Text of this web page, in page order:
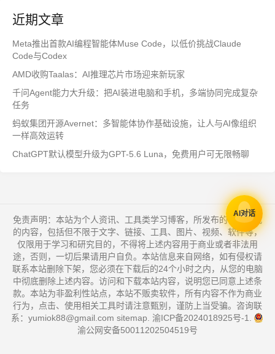
近期文章
Meta推出首款AI编程智能体Muse Code，以低价挑战Claude
Code与Codex
AMD收购Taalas：AI推理芯片市场迎来新玩家
千问Agent能力大升级：把AI装进电脑和手机，多端协同完成复杂
任务
蚂蚁集团开源Avernet：多智能体协作基础设施，让人与AI像组织
一样高效运转
ChatGPT默认模型升级为GPT-5.6 Luna，免费用户可无限畅聊
免责声明：本站为个人资讯、工具类学习博客，所发布的一切形式
的内容，包括但不限于文字、链接、工具、图片、视频、软件等，
仅限用于学习和研究目的，不得将上述内容用于商业或者非法用
途，否则，一切后果请用户自负。本站信息来自网络，如有侵权请
联系本站删除下架，您必须在下载后的24个小时之内，从您的电脑
中彻底删除上述内容。访问和下载本站内容，说明您已同意上述条
款。本站为非盈利性站点，本站不贩卖软件，所有内容不作为商业
行为，点击、使用相关工具时请注意甄别，谨防上当受骗。咨询联
系：yumiok88@gmail.com sitemap 渝ICP备2024018925号-1
渝公网安备50011202504519号
AI对话